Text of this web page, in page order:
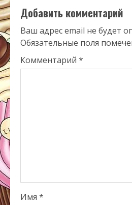
Добавить комментарий
Ваш адрес email не будет
Обязательные поля
Комментарий *
Имя *